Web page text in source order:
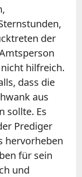
der
hilfreich.
dass die
aus
sollte. Es
Prediger
hervorheben
für sein
und